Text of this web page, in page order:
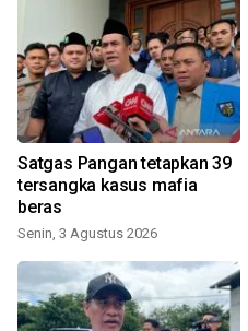
Satgas Pangan tetapkan 39
tersangka kasus mafia
beras
Senin, 3 Agustus 2026